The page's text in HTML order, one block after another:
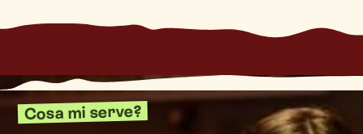
e davanti a te compariranno nuove strade da
percorrere un passo dopo l’altro, verso il
desideri.
Cosa mi serve?